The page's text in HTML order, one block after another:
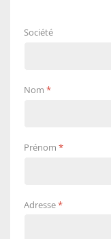
Société
Nom *
Prénom *
Adresse*